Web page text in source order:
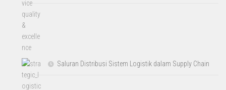
Saluran Distribusi Sistem Logistik dalam Supply Chain